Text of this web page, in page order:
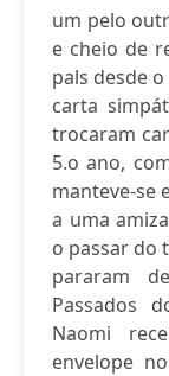
um pelo
e cheio de
pals desde
carta
trocaram
5.o ano,
manteve-se
a uma
o passar do
pararam
Passados
Naomi
envelope